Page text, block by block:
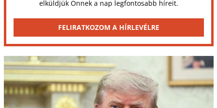
elküldjük Önnek a nap legfontosabb híreit.
FELIRATKOZOM A HÍRLEVÉLRE